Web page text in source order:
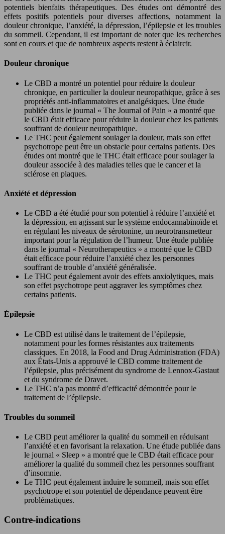
potentiels bienfaits thérapeutiques. Des études ont démontré des
effets positifs potentiels pour diverses affections, notamment la
douleur chronique, l’anxiété, la dépression, l’épilepsie et les troubles
du sommeil. Cependant, il est important de noter que les recherches
sont en cours et que de nombreux aspects restent à éclaircir.
Douleur chronique
Le CBD a montré un potentiel pour réduire la douleur
chronique, en particulier la douleur neuropathique, grâce à ses
propriétés anti-inflammatoires et analgésiques. Une étude
publiée dans le journal « The Journal of Pain » a montré que
le CBD était efficace pour réduire la douleur chez les patients
souffrant de douleur neuropathique.
Le THC peut également soulager la douleur, mais son effet
psychotrope peut être un obstacle pour certains patients. Des
études ont montré que le THC était efficace pour soulager la
douleur associée à des maladies telles que le cancer et la
sclérose en plaques.
Anxiété et dépression
Le CBD a été étudié pour son potentiel à réduire l’anxiété et
la dépression, en agissant sur le système endocannabinoïde et
en régulant les niveaux de sérotonine, un neurotransmetteur
important pour la régulation de l’humeur. Une étude publiée
dans le journal « Neurotherapeutics » a montré que le CBD
était efficace pour réduire l’anxiété chez les personnes
souffrant de trouble d’anxiété généralisée.
Le THC peut également avoir des effets anxiolytiques, mais
son effet psychotrope peut aggraver les symptômes chez
certains patients.
Épilepsie
Le CBD est utilisé dans le traitement de l’épilepsie,
notamment pour les formes résistantes aux traitements
classiques. En 2018, la Food and Drug Administration (FDA)
aux États-Unis a approuvé le CBD comme traitement de
l’épilepsie, plus précisément du syndrome de Lennox-Gastaut
et du syndrome de Dravet.
Le THC n’a pas montré d’efficacité démontrée pour le
traitement de l’épilepsie.
Troubles du sommeil
Le CBD peut améliorer la qualité du sommeil en réduisant
l’anxiété et en favorisant la relaxation. Une étude publiée dans
le journal « Sleep » a montré que le CBD était efficace pour
améliorer la qualité du sommeil chez les personnes souffrant
d’insomnie.
Le THC peut également induire le sommeil, mais son effet
psychotrope et son potentiel de dépendance peuvent être
problématiques.
Contre-indications